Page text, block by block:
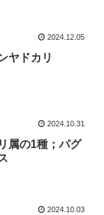
2024.12.05
ヤドカリ
2024.10.31
属の1種；パグ
2024.10.03